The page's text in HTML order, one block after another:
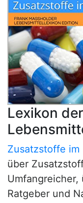
Lexikon der
Zusatzstoffe im
über
Ratgeber und